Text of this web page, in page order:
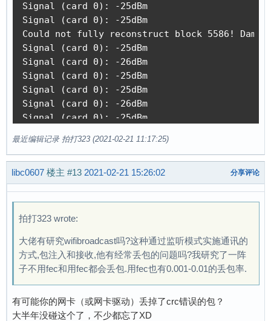
Signal (card 0): -25dBm
Signal (card 0): -25dBm
Could not fully reconstruct block 5586!
Signal (card 0): -25dBm
Signal (card 0): -26dBm
Signal (card 0): -25dBm
Signal (card 0): -25dBm
Signal (card 0): -26dBm
Signal (card 0): -25dBm
Signal (card 0): -25dBm
Signal (card 0): -26dBm
Signal (card 0): -25dBm
Signal (card 0): -25dBm
Signal (card 0): -25dBm
Signal (card 0): -27dBm
Signal (card 0): -25dBm
Signal (card 0): -26dBm
Signal (card 0): -26dBm
Signal (card 0): -26dBm
Signal (card 0): -25dBm
Signal (card 0): -25dBm
最近编辑记录 拍打323 (2021-02-21 11:17:25)
libc0607 楼主 #13 2021-02-21 15:26:02 分享评论
拍打323 wrote:
大佬有研究wifibroadcast吗?这种通过监听模式实施通讯的
方式,包注入和接收,他有经常丢包的问题吗?我研究了一阵
子不用fec和用fec都会丢包.用fec也有0.001-0.01的丢包率.
有可能你的网卡（或网卡驱动）丢掉了crc错误的包？
大半年没碰这个了，不少都忘了XD